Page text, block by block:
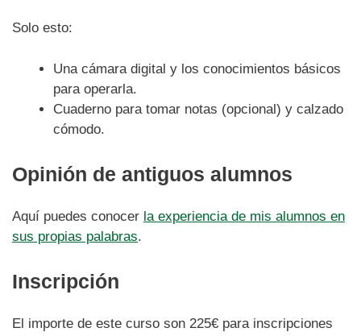
Solo esto:
Una cámara digital y los conocimientos básicos
para operarla.
Cuaderno para tomar notas (opcional) y calzado
cómodo.
Opinión de antiguos alumnos
Aquí puedes conocer la experiencia de mis alumnos en
sus propias palabras.
Inscripción
El importe de este curso son 225€ para inscripciones